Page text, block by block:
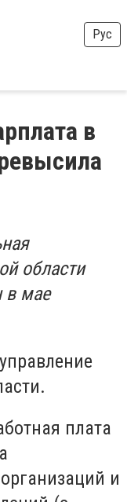
Рус
в
области
в мае
плата
и